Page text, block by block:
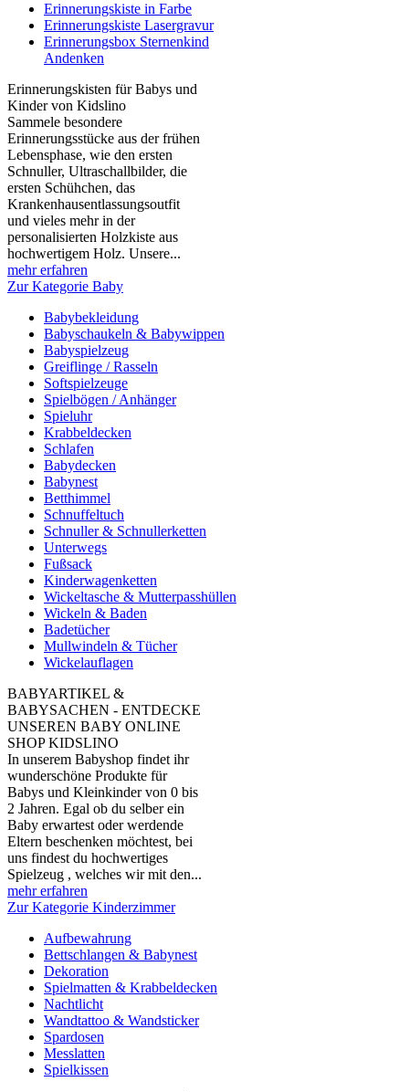
Erinnerungskiste in Farbe
Erinnerungskiste Lasergravur
Erinnerungsbox Sternenkind
Andenken
Erinnerungskisten für Babys und
Kinder von Kidslino
Sammele besondere
Erinnerungsstücke aus der frühen
Lebensphase, wie den ersten
Schnuller, Ultraschallbilder, die
ersten Schühchen, das
Krankenhausentlassungsoutfit
und vieles mehr in der
personalisierten Holzkiste aus
hochwertigem Holz. Unsere...
mehr erfahren
Zur Kategorie Baby
Babybekleidung
Babyschaukeln & Babywippen
Babyspielzeug
Greiflinge / Rasseln
Softspielzeuge
Spielbögen / Anhänger
Spieluhr
Krabbeldecken
Schlafen
Babydecken
Babynest
Betthimmel
Schnuffeltuch
Schnuller & Schnullerketten
Unterwegs
Fußsack
Kinderwagenketten
Wickeltasche & Mutterpasshüllen
Wickeln & Baden
Badetücher
Mullwindeln & Tücher
Wickelauflagen
BABYARTIKEL &
BABYSACHEN - ENTDECKE
UNSEREN BABY ONLINE
SHOP KIDSLINO
In unserem Babyshop findet ihr
wunderschöne Produkte für
Babys und Kleinkinder von 0 bis
2 Jahren. Egal ob du selber ein
Baby erwartest oder werdende
Eltern beschenken möchtest, bei
uns findest du hochwertiges
Spielzeug , welches wir mit den...
mehr erfahren
Zur Kategorie Kinderzimmer
Aufbewahrung
Bettschlangen & Babynest
Dekoration
Spielmatten & Krabbeldecken
Nachtlicht
Wandtattoo & Wandsticker
Spardosen
Messlatten
Spielkissen